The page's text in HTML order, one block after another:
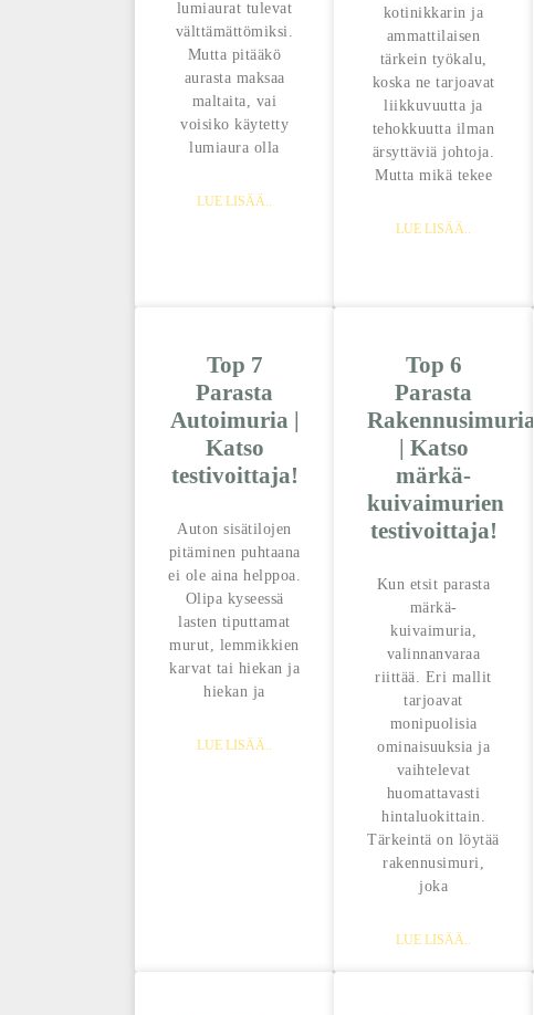
lumiaurat tulevat
välttämättömiksi.
Mutta pitääkö
aurasta maksaa
maltaita, vai
voisiko käytetty
lumiaura olla
LUE LISÄÄ..
kotinikkarin ja
ammattilaisen
tärkein työkalu,
koska ne tarjoavat
liikkuvuutta ja
tehokkuutta ilman
ärsyttäviä johtoja.
Mutta mikä tekee
LUE LISÄÄ..
Top 7
Parasta
Autoimuria |
Katso
testivoittaja!
Auton sisätilojen
pitäminen puhtaana
ei ole aina helppoa.
Olipa kyseessä
lasten tiputtamat
murut, lemmikkien
karvat tai hiekan ja
hiekan ja
LUE LISÄÄ..
Top 6
Parasta
Rakennusimuria
| Katso
märkä-
kuivaimurien
testivoittaja!
Kun etsit parasta
märkä-
kuivaimuria,
valinnanvaraa
riittää. Eri mallit
tarjoavat
monipuolisia
ominaisuuksia ja
vaihtelevat
huomattavasti
hintaluokittain.
Tärkeintä on löytää
rakennusimuri,
joka
LUE LISÄÄ..